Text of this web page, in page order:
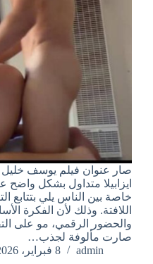
صار عنوان فيلم يوسف خليل
ايزابيلا متداول بشكل واضح
خاصة بين الناس يلي بتتابع
اللافتة. وذلك لأن الفكرة
والحضور الرقمي، مو على
صارت مألوفة لجذب…
admin
8 فبراير، 2026